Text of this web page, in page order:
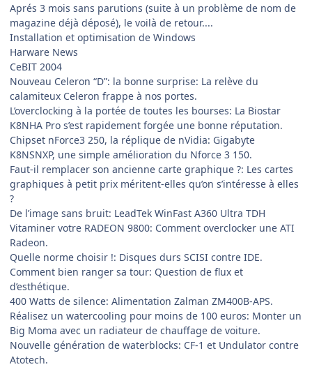
Aprés 3 mois sans parutions (suite à un problème de nom de
magazine déjà déposé), le voilà de retour....
Installation et optimisation de Windows
Harware News
CeBIT 2004
Nouveau Celeron “D”: la bonne surprise: La relève du
calamiteux Celeron frappe à nos portes.
L’overclocking à la portée de toutes les bourses: La Biostar
K8NHA Pro s’est rapidement forgée une bonne réputation.
Chipset nForce3 250, la réplique de nVidia: Gigabyte
K8NSNXP, une simple amélioration du Nforce 3 150.
Faut-il remplacer son ancienne carte graphique ?: Les cartes
graphiques à petit prix méritent-elles qu’on s’intéresse à elles
?
De l’image sans bruit: LeadTek WinFast A360 Ultra TDH
Vitaminer votre RADEON 9800: Comment overclocker une ATI
Radeon.
Quelle norme choisir !: Disques durs SCISI contre IDE.
Comment bien ranger sa tour: Question de flux et
d’esthétique.
400 Watts de silence: Alimentation Zalman ZM400B-APS.
Réalisez un watercooling pour moins de 100 euros: Monter un
Big Moma avec un radiateur de chauffage de voiture.
Nouvelle génération de waterblocks: CF-1 et Undulator contre
Atotech.